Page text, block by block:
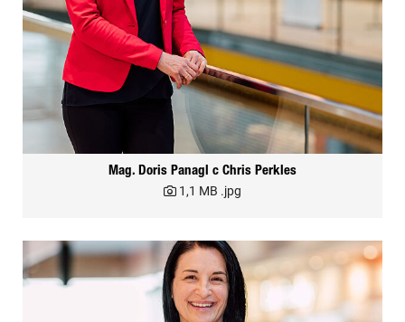
Mag. Doris Panagl c Chris Perkles
1,1 MB .jpg